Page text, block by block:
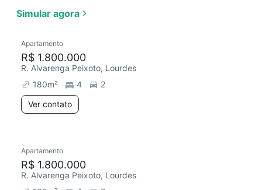
Simular agora
Apartamento
R$ 1.800.000
R. Alvarenga Peixoto, Lourdes
180m² 4
2
Ver contato
Apartamento
R$ 1.800.000
R. Alvarenga Peixoto, Lourdes